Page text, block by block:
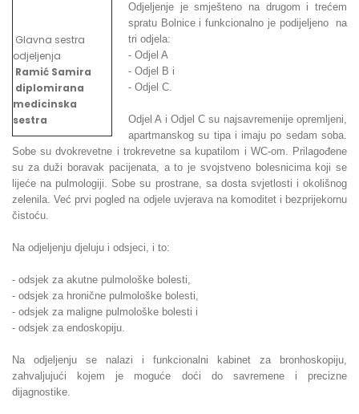
Glavna sestra
odjeljenja
Ramić Samira
diplomirana
medicinska
sestra
Odjeljenje je smješteno na drugom i trećem
spratu Bolnice i funkcionalno je podijeljeno na
tri odjela:
- Odjel A
- Odjel B i
- Odjel C.
Odjel A i Odjel C su najsavremenije opremljeni,
apartmanskog su tipa i imaju po sedam soba.
Sobe su dvokrevetne i trokrevetne sa kupatilom i WC-om. Prilagođene
su za duži boravak pacijenata, a to je svojstveno bolesnicima koji se
lijeće na pulmologiji. Sobe su prostrane, sa dosta svjetlosti i okolišnog
zelenila. Već prvi pogled na odjele uvjerava na komoditet i bezprijekornu
čistoću.
Na odjeljenju djeluju i odsjeci, i to:
- odsjek za akutne pulmološke bolesti,
- odsjek za hronične pulmološke bolesti,
- odsjek za maligne pulmološke bolesti i
- odsjek za endoskopiju.
Na odjeljenju se nalazi i funkcionalni kabinet za bronhoskopiju,
zahvaljujući kojem je moguće doći do savremene i precizne
dijagnostike.